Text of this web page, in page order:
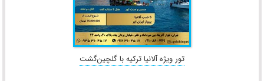
تور ویژه آلانیا ترکیه با گلچین‌گشت